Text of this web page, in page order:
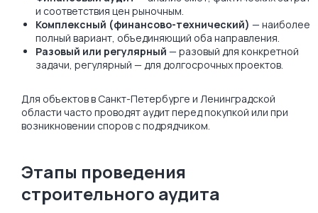
и соответствия цен рыночным.
Комплексный (финансово-технический) — наиболее
полный вариант, объединяющий оба направления.
Разовый или регулярный — разовый для конкретной
задачи, регулярный — для долгосрочных проектов.
Для объектов в Санкт-Петербурге и Ленинградской
области часто проводят аудит перед покупкой или при
возникновении споров с подрядчиком.
Этапы проведения
строительного аудита